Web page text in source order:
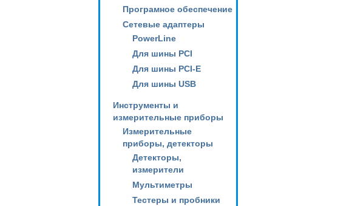
Програмное обеспечение
Сетевые адаптеры
PowerLine
Для шины PCI
Для шины PCI-E
Для шины USB
Инструменты и
измерительные приборы
Измерительные
приборы, детекторы
Детекторы,
измерители
Мультиметры
Тестеры и пробники